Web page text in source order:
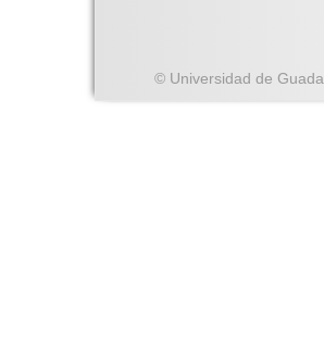
© Universidad de